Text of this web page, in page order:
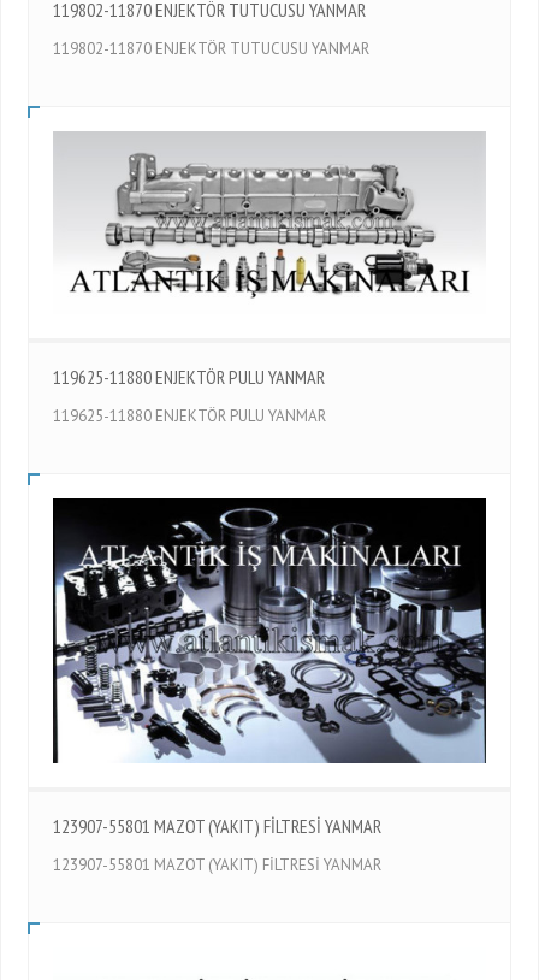
119802-11870 ENJEKTÖR TUTUCUSU YANMAR
119802-11870 ENJEKTÖR TUTUCUSU YANMAR
119625-11880 ENJEKTÖR PULU YANMAR
119625-11880 ENJEKTÖR PULU YANMAR
123907-55801 MAZOT (YAKIT) FİLTRESİ YANMAR
123907-55801 MAZOT (YAKIT) FİLTRESİ YANMAR